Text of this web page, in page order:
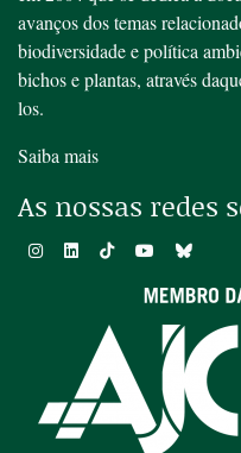
avanços dos temas
biodiversidade e política
bichos e plantas, através
los.
Saiba mais
As nossas redes